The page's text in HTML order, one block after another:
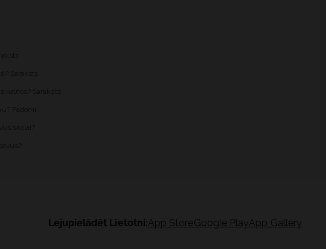
Lejupielādēt Lietotni:App StoreGoogle PlayApp Gallery